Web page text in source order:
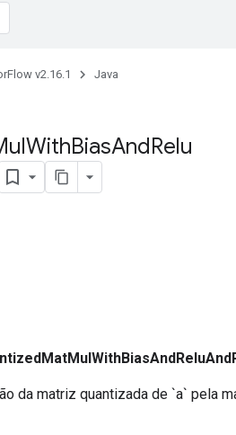
v2.16.1 Java
WithBiasAndRelu
da matriz quantizada de `a` pela